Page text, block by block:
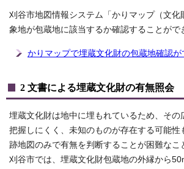
刈谷市地図情報システム「かりマップ（文化
象地が包蔵地に該当するか確認することがで
かりマップで埋蔵文化財の包蔵地確認が
2 文書による埋蔵文化財の有無照会
埋蔵文化財は地中に埋もれているため、その
把握しにくく、未知のものが存在する可能性
跡地図のみで有無を判断することが困難なこ
刈谷市では、埋蔵文化財包蔵地の外縁から